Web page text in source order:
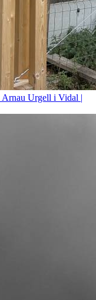
Arnau Urgell i Vidal |